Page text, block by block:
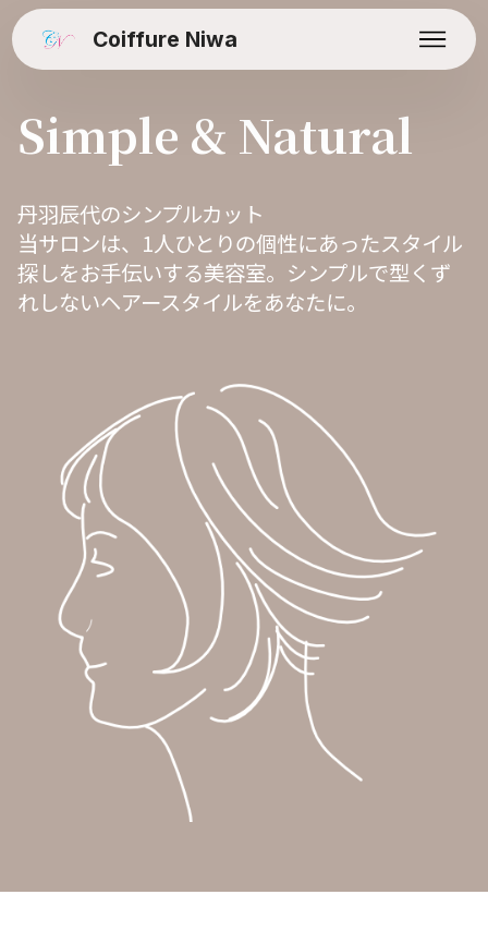
Coiffure Niwa
Simple & Natural
丹羽辰代のシンプルカット
当サロンは、1人ひとりの個性にあったスタイル
探しをお手伝いする美容室。シンプルで型くず
れしないヘアースタイルをあなたに。